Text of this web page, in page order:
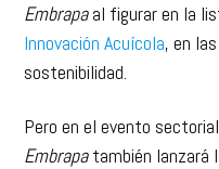
Embrapaal figurar en la
Innovación Acuícola, en
sostenibilidad.
Pero en el evento
Embrapatambién lanzará